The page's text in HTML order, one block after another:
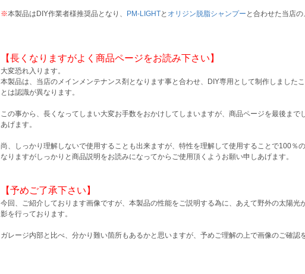
※本製品はDIY作業者様推奨品となり、 PM-LIGHTと オリジン脱脂シャンプー と合わせた当店の
【長くなりますがよく商品ページをお読み下さい】
大変恐れ入ります。
本製品は、当店のメインメンテナンス剤となります事と合わせ、DIY専用として制作しました
とは認識が異なります。
この事から、長くなってしまい大変お手数をおかけしてしまいますが、商品ページを最後まで
あげます。
尚、しっかり理解しないで使用することも出来ますが、特性を理解して使用することで100％
なりますがしっかりと商品説明をお読みになってからご使用頂くようお願い申しあげます。
【予めご了承下さい】
今回、ご紹介しております画像ですが、本製品の性能をご説明する為に、あえて野外の太陽光
影を行っております。
ガレージ内部と比べ、分かり難い箇所もあるかと思いますが、予めご理解の上で画像のご確認